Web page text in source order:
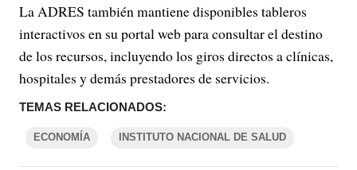
La ADRES también mantiene disponibles tableros
interactivos en su portal web para consultar el destino
de los recursos, incluyendo los giros directos a clínicas,
hospitales y demás prestadores de servicios.
TEMAS RELACIONADOS:
ECONOMÍA INSTITUTO NACIONAL DE SALUD